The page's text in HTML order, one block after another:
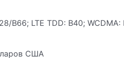
B66; LTE TDD: B40;
США